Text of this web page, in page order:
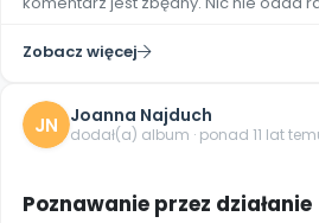
Pomoc
Promocje
Zobacz więcej
JN Joanna Najduch
dodał(a) album · ponad 11 lat
Poznawanie przez działanie